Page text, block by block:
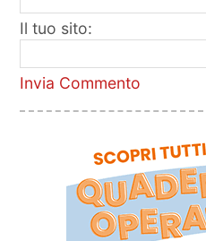
Il tuo sito:
Invia Commento